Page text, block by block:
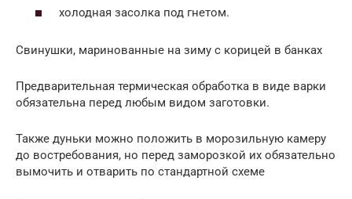
холодная засолка под гнетом.
Свинушки, маринованные на зиму с корицей в банках
Предварительная термическая обработка в виде варки
обязательна перед любым видом заготовки.
Также дуньки можно положить в морозильную камеру
до востребования, но перед заморозкой их обязательно
вымочить и отварить по стандартной схеме